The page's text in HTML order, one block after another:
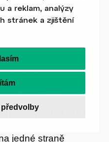
a reklam, analýzy
stránek a zjištění
předvolby
ve svém
jako tragédie,
54—56.
Host 08/2022.
příklad, jak by
jedné straně